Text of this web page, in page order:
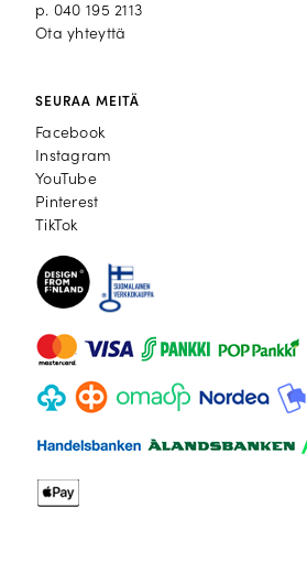
p. 040 195 2113
Ota yhteyttä
SEURAA MEITÄ
Facebook
Facebook
Instagram
Instagram
YouTube
YouTube
Pinterest
Pinterest
TikTok
TikTok